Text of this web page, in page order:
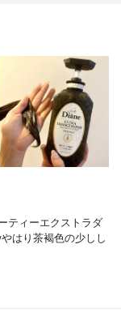
ティーエクストラダ
はり茶褐色の少しし